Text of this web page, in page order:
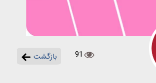
بازگشت 91